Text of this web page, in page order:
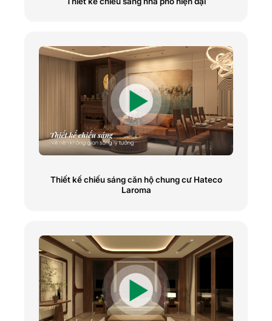
Thiết kế chiếu sáng căn hộ chung cư Hateco
Laroma